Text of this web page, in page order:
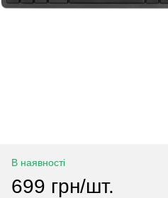
В наявності
699 грн/шт.